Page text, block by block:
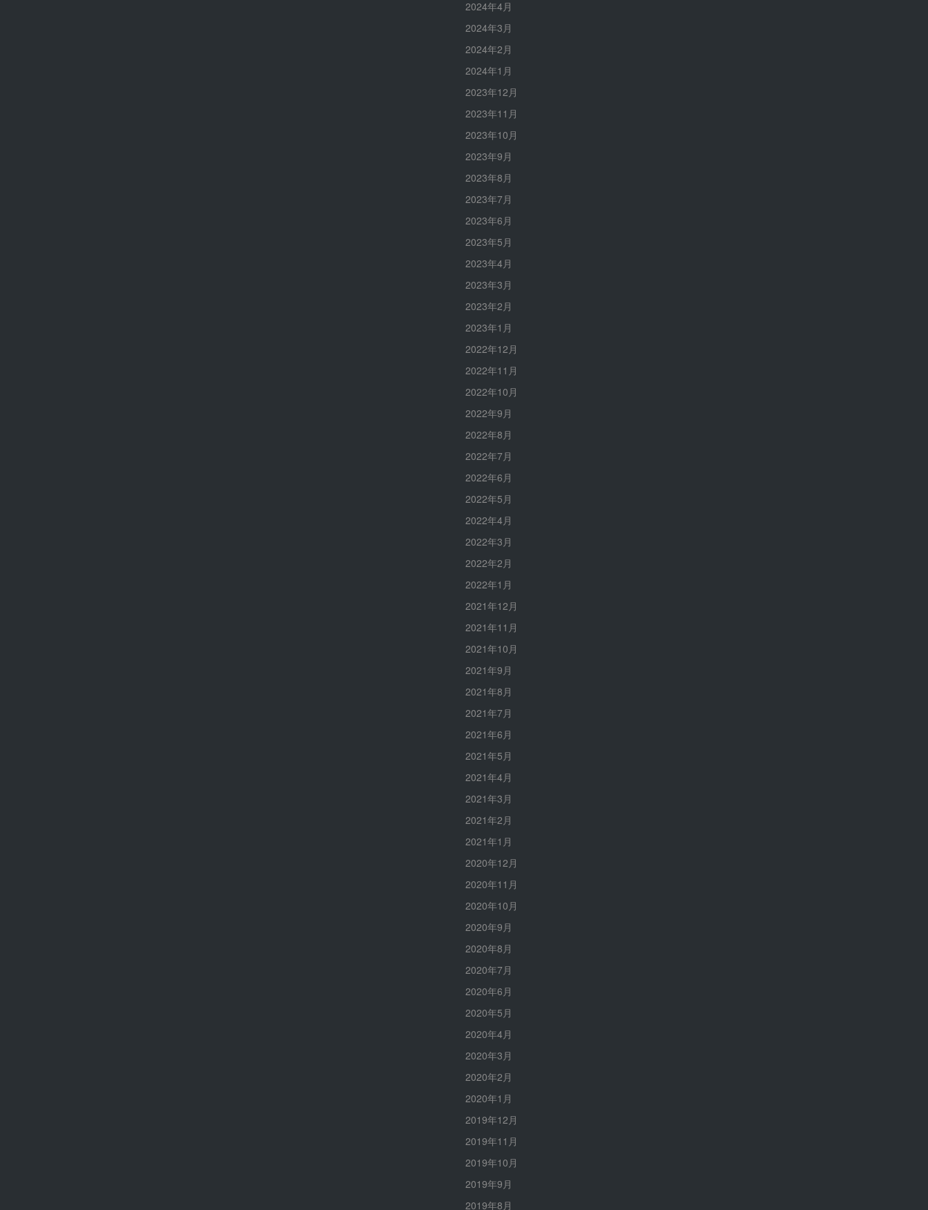
2024年4月
2024年3月
2024年2月
2024年1月
2023年12月
2023年11月
2023年10月
2023年9月
2023年8月
2023年7月
2023年6月
2023年5月
2023年4月
2023年3月
2023年2月
2023年1月
2022年12月
2022年11月
2022年10月
2022年9月
2022年8月
2022年7月
2022年6月
2022年5月
2022年4月
2022年3月
2022年2月
2022年1月
2021年12月
2021年11月
2021年10月
2021年9月
2021年8月
2021年7月
2021年6月
2021年5月
2021年4月
2021年3月
2021年2月
2021年1月
2020年12月
2020年11月
2020年10月
2020年9月
2020年8月
2020年7月
2020年6月
2020年5月
2020年4月
2020年3月
2020年2月
2020年1月
2019年12月
2019年11月
2019年10月
2019年9月
2019年8月